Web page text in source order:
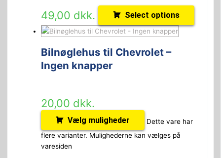
49,00 dkk. Select options
Bilnøglehus til Chevrolet –
Ingen knapper
20,00 dkk.
Vælg muligheder
Dette vare har
flere varianter. Mulighederne kan vælges på
varesiden